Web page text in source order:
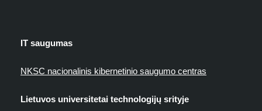
IT saugumas
NKSC nacionalinis kibernetinio saugumo centras
Lietuvos universitetai technologijų srityje